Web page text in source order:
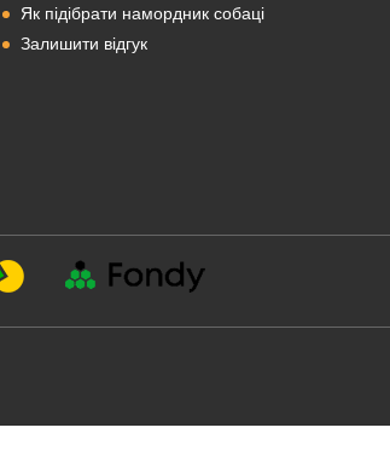
Як підібрати намордник собаці
Залишити відгук